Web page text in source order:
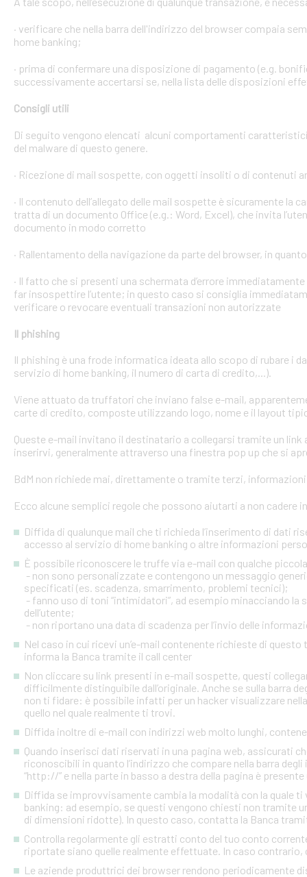
· verificare che nella barra dell'indirizzo del browser compaia
home banking;
· prima di confermare una disposizione di pagamento (e.g.
successivamente accertarsi se, nella lista delle disposizioni
Consigli utili
Di seguito vengono elencati alcuni comportamenti
del malware di questo genere.
· Ricezione di mail sospette, con oggetti insoliti o di contenuti
· Il contenuto dell’allegato delle mail sospette è sicuramente
tratta di un documento Office (e.g.: Word, Excel), che invita
documento in modo corretto
· Rallentamento della navigazione da parte del browser, in
· Il fatto che si presenti una schermata d’errore
far insospettire l’utente; in questo caso si consiglia
verificare o revocare eventuali transazioni non autorizzate
Il phishing
Il phishing è una frode informatica ideata allo scopo di rubare i
servizio di home banking, il numero di carta di credito,...).
Viene attuato da truffatori che inviano false e-mail,
carte di credito, composte utilizzando logo, nome e il layout
Queste e-mail invitano il destinatario a collegarsi tramite un
inserirvi, generalmente attraverso una finestra pop up che si
BdM non richiede mai, direttamente o tramite terzi,
Ecco alcune semplici regole che possono aiutarti a non cadere
Diffida di qualunque mail che ti richieda l’inserimento di dati
accesso al servizio di home banking o altre informazioni
È possibile riconoscere le truffe via e-mail con qualche
- non sono personalizzate e contengono un messaggio
specificati (es. scadenza, smarrimento, problemi tecnici);
- fanno uso di toni “intimidatori”, ad esempio minacciando
dell’utente;
- non riportano una data di scadenza per l’invio delle
Nel caso in cui ricevi un’e-mail contenente richieste di
informa la Banca tramite il call center
Non cliccare su link presenti in e-mail sospette, questi
difficilmente distinguibile dall’originale. Anche se sulla barra
non ti fidare: è possibile infatti per un hacker visualizzare
quello nel quale realmente ti trovi.
Diffida inoltre di e-mail con indirizzi web molto lunghi,
Quando inserisci dati riservati in una pagina web, assicurati
riconoscibili in quanto l’indirizzo che compare nella barra
“http://” e nella parte in basso a destra della pagina è
Diffida se improvvisamente cambia la modalità con la quale
banking: ad esempio, se questi vengono chiesti non tramite
di dimensioni ridotte). In questo caso, contatta la Banca
Controlla regolarmente gli estratti conto del tuo conto
riportate siano quelle realmente effettuate. In caso
Le aziende produttrici dei browser rendono periodicamente